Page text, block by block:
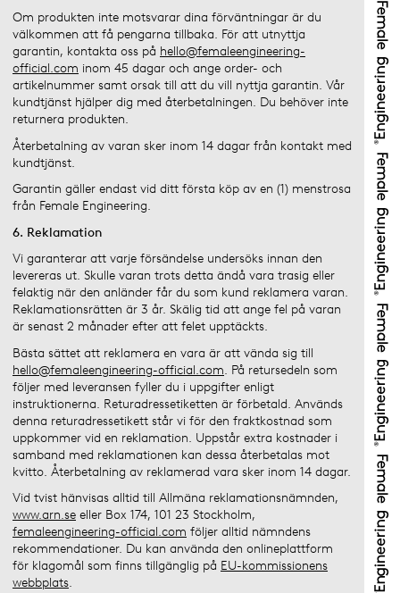
Om produkten inte motsvarar dina förväntningar är du
välkommen att få pengarna tillbaka. För att utnyttja
garantin, kontakta oss på hello@femaleengineering-
official.com inom 45 dagar och ange order- och
artikelnummer samt orsak till att du vill nyttja garantin. Vår
kundtjänst hjälper dig med återbetalningen. Du behöver inte
returnera produkten.
Återbetalning av varan sker inom 14 dagar från kontakt med
kundtjänst.
Garantin gäller endast vid ditt första köp av en (1) menstrosa
från Female Engineering.
6. Reklamation
Vi garanterar att varje försändelse undersöks innan den
levereras ut. Skulle varan trots detta ändå vara trasig eller
felaktig när den anländer får du som kund reklamera varan.
Reklamationsrätten är 3 år. Skälig tid att ange fel på varan
är senast 2 månader efter att felet upptäckts.
Bästa sättet att reklamera en vara är att vända sig till
hello@femaleengineering-official.com. På retursedeln som
följer med leveransen fyller du i uppgifter enligt
instruktionerna. Returadressetiketten är förbetald. Används
denna returadressetikett står vi för den fraktkostnad som
uppkommer vid en reklamation. Uppstår extra kostnader i
samband med reklamationen kan dessa återbetalas mot
kvitto. Återbetalning av reklamerad vara sker inom 14 dagar.
Vid tvist hänvisas alltid till Allmäna reklamationsnämnden,
www.arn.se eller Box 174, 101 23 Stockholm,
femaleengineering-official.com följer alltid nämndens
rekommendationer. Du kan använda den onlineplattform
för klagomål som finns tillgänglig på EU-kommissionens
webbplats.